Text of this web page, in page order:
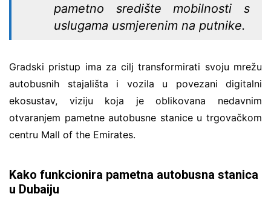
pametno središte mobilnosti s
uslugama usmjerenim na putnike.
Gradski pristup ima za cilj transformirati svoju mrežu
autobusnih stajališta i vozila u povezani digitalni
ekosustav, viziju koja je oblikovana nedavnim
otvaranjem pametne autobusne stanice u trgovačkom
centru Mall of the Emirates.
Kako funkcionira pametna autobusna stanica
u Dubaiju